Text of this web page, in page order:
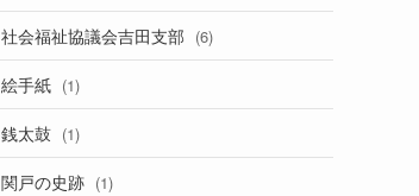
社会福祉協議会吉田支部 (6)
絵手紙 (1)
銭太鼓 (1)
関戸の史跡 (1)